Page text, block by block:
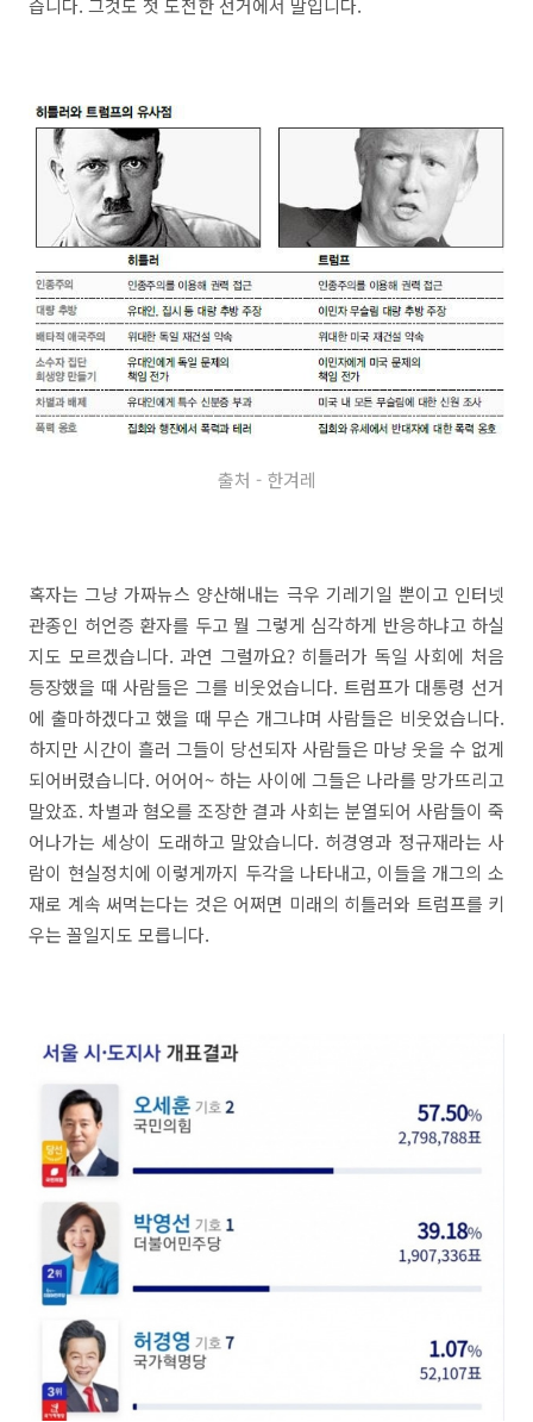
습니다. 그것도 첫 도전한 선거에서 말입니다.
출처 - 한겨레
혹자는 그냥 가짜뉴스 양산해내는 극우 기레기일 뿐이고 인터넷
관종인 허언증 환자를 두고 뭘 그렇게 심각하게 반응하냐고 하실
지도 모르겠습니다. 과연 그럴까요? 히틀러가 독일 사회에 처음
등장했을 때 사람들은 그를 비웃었습니다. 트럼프가 대통령 선거
에 출마하겠다고 했을 때 무슨 개그냐며 사람들은 비웃었습니다.
하지만 시간이 흘러 그들이 당선되자 사람들은 마냥 웃을 수 없게
되어버렸습니다. 어어어~ 하는 사이에 그들은 나라를 망가뜨리고
말았죠. 차별과 혐오를 조장한 결과 사회는 분열되어 사람들이 죽
어나가는 세상이 도래하고 말았습니다. 허경영과 정규재라는 사
람이 현실정치에 이렇게까지 두각을 나타내고, 이들을 개그의 소
재로 계속 써먹는다는 것은 어쩌면 미래의 히틀러와 트럼프를 키
우는 꼴일지도 모릅니다.